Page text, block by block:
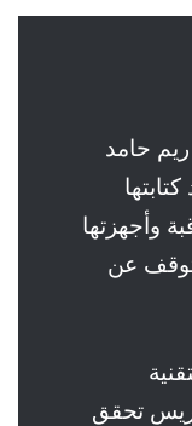
ريم حامد
وأجهزتها
عن
تحقق